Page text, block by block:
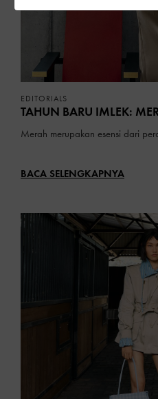
EDITORIALS
TAHUN BARU IMLEK:
Merah merupakan esensi dari
BACA SELENGKAPNYA